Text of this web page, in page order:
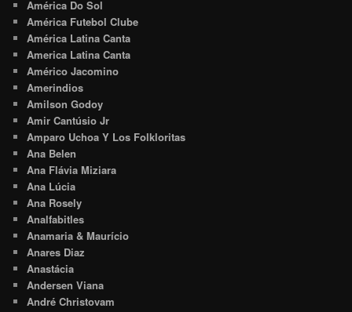
América Do Sol
América Futebol Clube
América Latina Canta
America Latina Canta
Américo Jacomino
Amerindios
Amilson Godoy
Amir Cantúsio Jr
Amparo Uchoa Y Los Folkloritas
Ana Belen
Ana Flávia Miziara
Ana Lúcia
Ana Rosely
Analfabitles
Anamaria & Maurício
Anares Diaz
Anastácia
Andersen Viana
André Christovam